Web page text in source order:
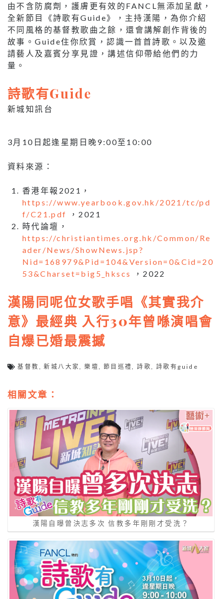
由不含防腐劑，護膚更有效的FANCL無添加呈獻，
全新節目《詩歌有Guide》，主持漢陽，為你介紹
不同風格的基督教歌曲之餘，還會講解創作背後的
故事。Guide住你欣賞，認識一首首詩歌。以及邀
請藝人及嘉賓分享見證，講述信仰帶給他們的力
量。
詩歌有Guide
新城知訊台
3月10日起逢星期日晚9:00至10:00
資料來源：
香港年報2021，
https://www.yearbook.gov.hk/2021/tc/pd
f/C21.pdf
，2021
時代論壇，
https://christiantimes.org.hk/Common/Re
ader/News/ShowNews.jsp?
Nid=168979&Pid=104&Version=0&Cid=20
53&Charset=big5_hkscs
，2022
漢陽同呢位女歌手唱《其實我介
意》最經典 入行30年曾喺演唱會
自爆已婚最震撼
基督教 ,新城八大家 ,樂壇 節目巡禮 ,詩歌 詩歌有guide
相關文章：
漢陽自曝曾決志多次 信教多年剛剛才受洗？